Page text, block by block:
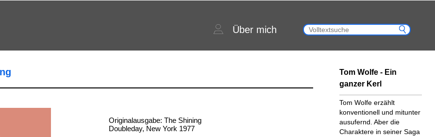
Über mich
Originalausgabe: The Shining
Doubleday, New York 1977
Tom Wolfe - Ein
ganzer Kerl
Tom Wolfe erzählt
konventionell und mitunter
ausufernd. Aber die
Charaktere in seiner Saga